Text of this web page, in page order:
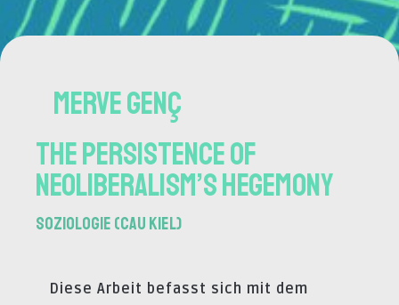
Merve Genç
The Persistence of
Neoliberalism’s Hegemony
Soziologie (CAU Kiel)
Diese Arbeit befasst sich mit dem